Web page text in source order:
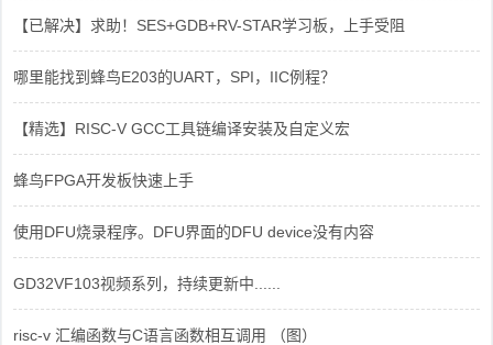
【已解决】求助！SES+GDB+RV-STAR学习板，上手受阻
哪里能找到蜂鸟E203的UART，SPI，IIC例程？
【精选】RISC-V GCC工具链编译安装及自定义宏
蜂鸟FPGA开发板快速上手
使用DFU烧录程序。DFU界面的DFU device没有内容
GD32VF103视频系列，持续更新中......
risc-v 汇编函数与C语言函数相互调用 （图）